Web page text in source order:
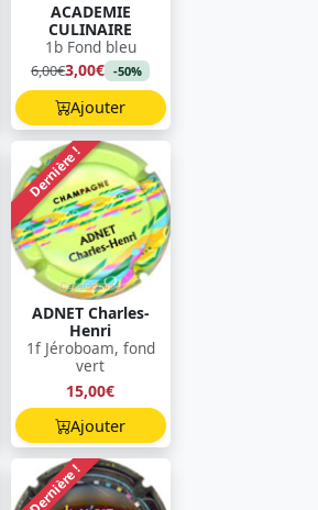
ACADEMIE
CULINAIRE
1b Fond bleu
6,00€3,00€ -50%
Ajouter
Dernière !
ADNET Charles-
Henri
1f Jéroboam, fond
vert
15,00€
Ajouter
Dernière !